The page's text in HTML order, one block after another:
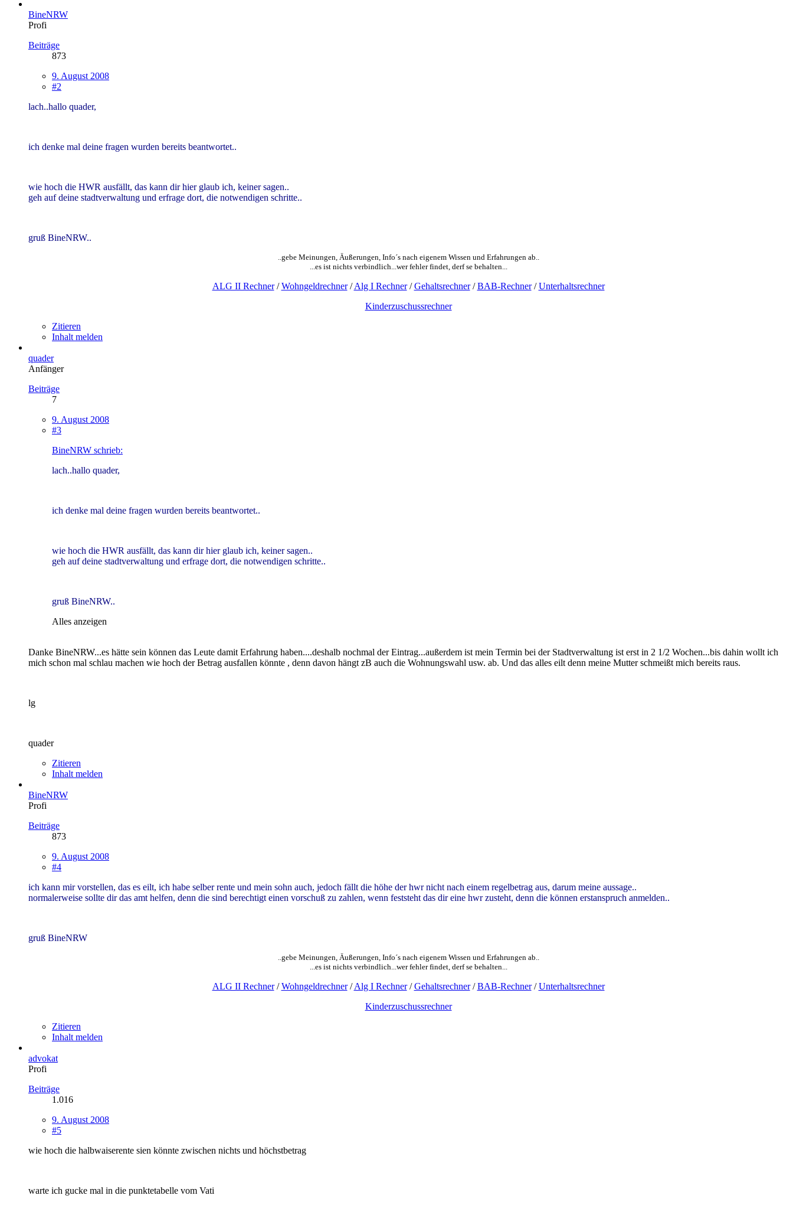
BineNRW
Profi
Beiträge
873
9. August 2008
#2
lach..hallo quader,
ich denke mal deine fragen wurden bereits beantwortet..
wie hoch die HWR ausfällt, das kann dir hier glaub ich, keiner sagen..
geh auf deine stadtverwaltung und erfrage dort, die notwendigen schritte..
gruß BineNRW..
..gebe Meinungen, Äußerungen, Info´s nach eigenem Wissen und Erfahrungen ab..
...es ist nichts verbindlich...wer fehler findet, derf se behalten...
ALG II Rechner/Wohngeldrechner/Alg I Rechner/Gehaltsrechner/BAB-Rechner/Unterhaltsrechner
Kinderzuschussrechner
Zitieren
Inhalt melden
quader
Anfänger
Beiträge
7
9. August 2008
#3
BineNRW schrieb:
lach..hallo quader,
ich denke mal deine fragen wurden bereits beantwortet..
wie hoch die HWR ausfällt, das kann dir hier glaub ich, keiner sagen..
geh auf deine stadtverwaltung und erfrage dort, die notwendigen schritte..
gruß BineNRW..
Alles anzeigen
Danke BineNRW...es hätte sein können das Leute damit Erfahrung haben....deshalb nochmal der Eintrag...außerdem ist mein Termin bei der Stadtverwaltung ist erst in 2 1/2 Wochen...bis dahin wollt ich
mich schon mal schlau machen wie hoch der Betrag ausfallen könnte , denn davon hängt zB auch die Wohnungswahl usw. ab. Und das alles eilt denn meine Mutter schmeißt mich bereits raus.
lg
quader
Zitieren
Inhalt melden
BineNRW
Profi
Beiträge
873
9. August 2008
#4
ich kann mir vorstellen, das es eilt, ich habe selber rente und mein sohn auch, jedoch fällt die höhe der hwr nicht nach einem regelbetrag aus, darum meine aussage..
normalerweise sollte dir das amt helfen, denn die sind berechtigt einen vorschuß zu zahlen, wenn feststeht das dir eine hwr zusteht, denn die können erstanspruch anmelden..
gruß BineNRW
..gebe Meinungen, Äußerungen, Info´s nach eigenem Wissen und Erfahrungen ab..
...es ist nichts verbindlich...wer fehler findet, derf se behalten...
ALG II Rechner/Wohngeldrechner/Alg I Rechner/Gehaltsrechner/BAB-Rechner/Unterhaltsrechner
Kinderzuschussrechner
Zitieren
Inhalt melden
advokat
Profi
Beiträge
1.016
9. August 2008
#5
wie hoch die halbwaiserente sien könnte zwischen nichts und höchstbetrag
warte ich gucke mal in die punktetabelle vom Vati